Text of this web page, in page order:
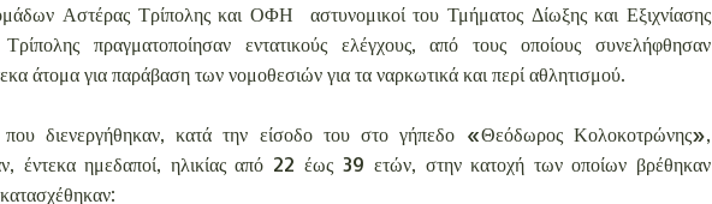
Αστέρας Τρίπολης και ΟΦΗ αστυνομικοί του Τμήματος Δίωξης και Εξιχνίασης
πραγματοποίησαν εντατικούς ελέγχους, από τους οποίους συνελήφθησαν
άτομα για παράβαση των νομοθεσιών για τα ναρκωτικά και περί αθλητισμού.
που διενεργήθηκαν, κατά την είσοδο του στο γήπεδο «Θεόδωρος Κολοκοτρώνης»,
έντεκα ημεδαποί, ηλικίας από 22 έως 39 ετών, στην κατοχή των οποίων βρέθηκαν